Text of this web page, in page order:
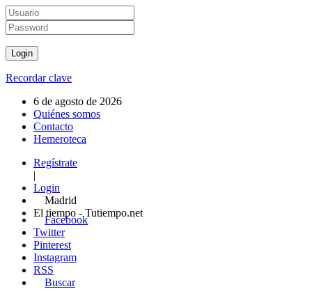
Recordar clave
6 de agosto de 2026
Quiénes somos
Contacto
Hemeroteca
Regístrate
|
Login
Madrid
El tiempo - Tutiempo.net
Facebook
Twitter
Pinterest
Instagram
RSS
Buscar